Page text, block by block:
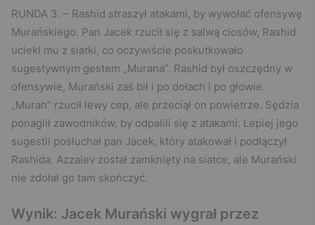
RUNDA 3. – Rashid straszył atakami, by wywołać ofensywę
Murańskiego. Pan Jacek rzucił się z salwą ciosów, Rashid
uciekł mu z siatki, co oczywiście poskutkowało
sugestywnym gestem „Murana”. Rashid był oszczędny w
ofensywie, Murański zaś bił i po dołach i po głowie.
„Muran” rzucił lewy cep, ale przeciął on powietrze. Sędzia
ponaglił zawodników, by odpalili się z atakami. Lepiej jego
sugestii posłuchał pan Jacek, który atakował i podłączył
Rashida. Azzaiev został zamknięty na siatce, ale Murański
nie zdołał go tam skończyć.
Wynik: Jacek Murański wygrał przez